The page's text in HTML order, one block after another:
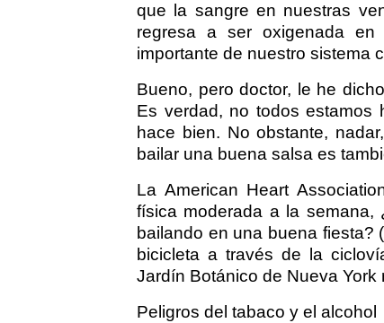
que la sangre en nuestras
regresa a ser oxigenada
importante de nuestro sistema
Bueno, pero doctor, le he
Es verdad, no todos
hace bien. No obstante,
bailar una buena salsa es
La American Heart
física moderada a la
bailando en una buena fiesta?
bicicleta a través de la
Jardín Botánico de Nueva York
Peligros del tabaco y el alcohol